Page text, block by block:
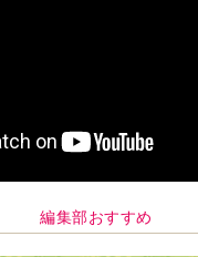
編集部おすすめ